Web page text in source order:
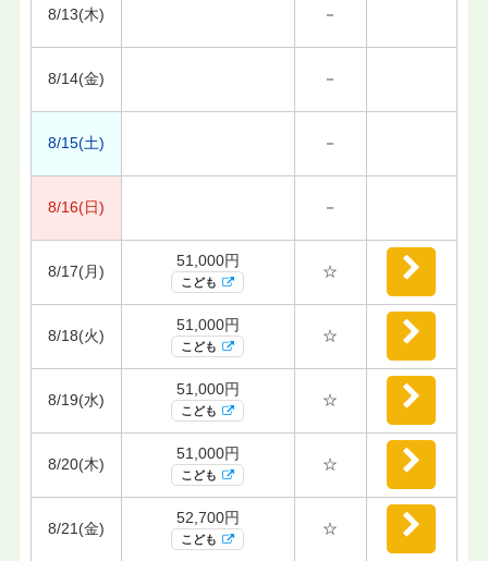
8/13(木) －
8/14(金) －
8/15(土) －
8/16(日) －
8/17(月)
51,000円
こども
☆
8/18(火)
51,000円
こども
☆
8/19(水)
51,000円
こども
☆
8/20(木)
51,000円
こども
☆
8/21(金)
52,700円
こども
☆